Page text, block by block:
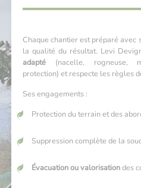
Chaque chantier est préparé
la qualité du résultat. Levi
adapté (nacelle, rogneuse,
protection) et respecte les règles
Ses engagements :
Protection du terrain et des
Suppression complète de la
Évacuation ou valorisationdes